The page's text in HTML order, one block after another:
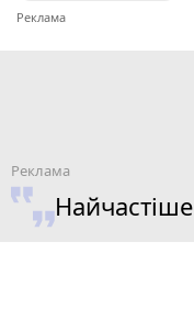
Найчастіше